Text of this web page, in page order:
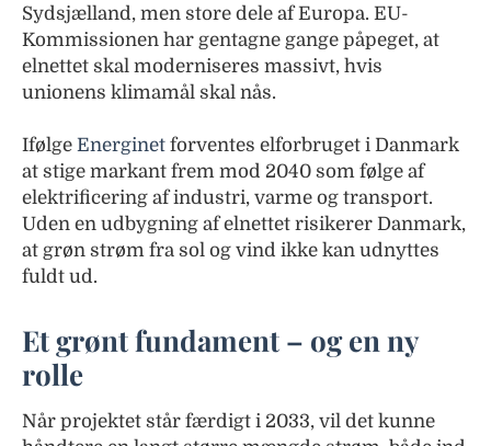
Sydsjælland, men store dele af Europa. EU-
Kommissionen har gentagne gange påpeget, at
elnettet skal moderniseres massivt, hvis
unionens klimamål skal nås.
Ifølge Energinet forventes elforbruget i Danmark
at stige markant frem mod 2040 som følge af
elektrificering af industri, varme og transport.
Uden en udbygning af elnettet risikerer Danmark,
at grøn strøm fra sol og vind ikke kan udnyttes
fuldt ud.
Et grønt fundament – og en ny
rolle
Når projektet står færdigt i 2033, vil det kunne